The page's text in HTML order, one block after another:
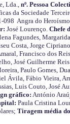
Lda., nº. Pessoa
da Sociedade
098 Angra do
José Lourenço. Chefe
Fagundes,
Costa, Jorge
Francisco dos
José Guilherme
Paulo Gomes,
Ávila, Fábio Vieira,
Luis Couto, José
gráfico: António
Paula Cristina
Tiragem média